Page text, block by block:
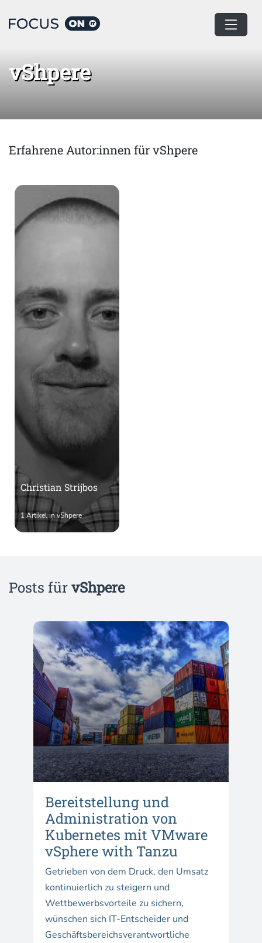
Home vShpere
vShpere
Erfahrene Autor:innen für vShpere
Christian Strijbos
1 Artikel in vShpere
Posts fürvShpere
Bereitstellung und
Administration von
Kubernetes mit VMware
vSphere with Tanzu
Getrieben von dem Druck, den Umsatz
kontinuierlich zu steigern und
Wettbewerbsvorteile zu sichern,
wünschen sich IT-Entscheider und
Geschäftsbereichsverantwortliche